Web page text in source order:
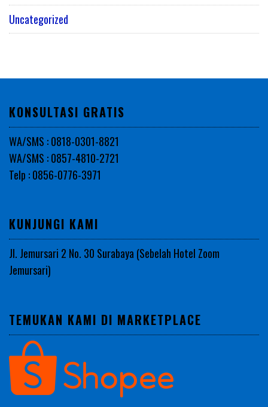
Uncategorized
KONSULTASI GRATIS
WA/SMS : 0818-0301-8821
WA/SMS : 0857-4810-2721
Telp : 0856-0776-3971
KUNJUNGI KAMI
Jl. Jemursari 2 No. 30 Surabaya (Sebelah Hotel Zoom
Jemursari)
TEMUKAN KAMI DI MARKETPLACE